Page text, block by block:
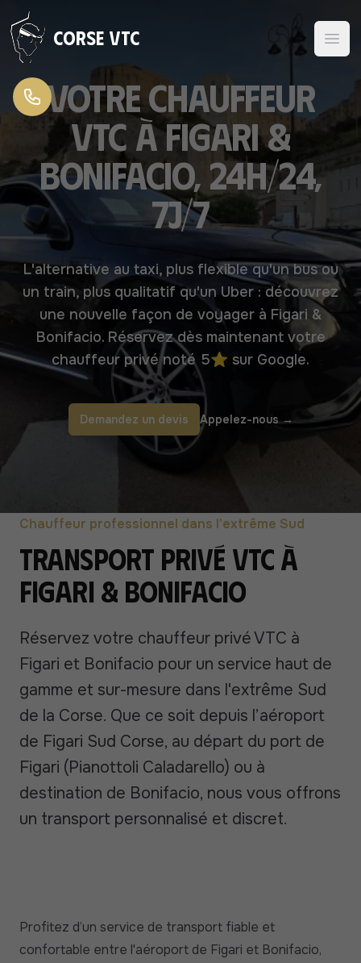
Aller au contenu
Corse VTC
Votre chauffeur
VTC à Figari &
Bonifacio, 24h/24,
7j/7
L'alternative au taxi, plus flexible qu'un bus ou
un train, plus qualitatif qu'un Uber : découvrez
une nouvelle façon de voyager à Figari &
Bonifacio. Réservez dès maintenant votre
chauffeur privé noté 5⭐ sur Google.
Demandez un devis Appelez-nous→
Chauffeur professionnel dans l'extrême Sud
Transport Privé VTC à
Figari & Bonifacio
Réservez votre chauffeur privé VTC à
Figari et Bonifacio pour un service haut de
gamme et sur-mesure dans l'extrême Sud
de la Corse. Que ce soit depuis l’aéroport
de Figari Sud Corse, au départ du port de
Figari (Pianottoli Caladarello) ou à
destination de Bonifacio, nous vous offrons
un transport personnalisé et discret.
Profitez d’un service de transport fiable et
confortable entre l'aéroport de Figari et Bonifacio,